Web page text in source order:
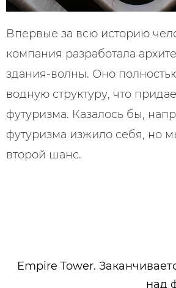
Впервые за всю историю
компания разработала
здания-волны. Оно
водную структуру, что
футуризма. Казалось бы,
футуризма изжило себя, но
второй шанс.
Empire Tower.
над